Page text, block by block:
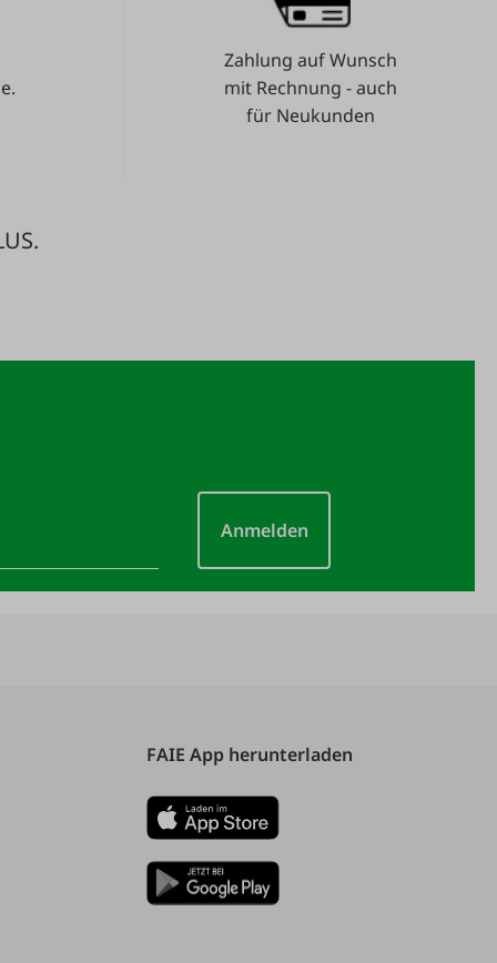
Zahlung auf Wunsch
mit Rechnung - auch
für Neukunden
Anmelden
FAIE App herunterladen